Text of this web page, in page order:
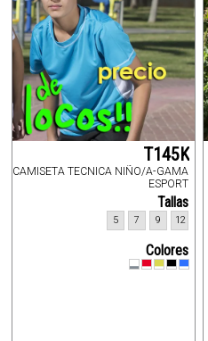
T145K
CAMISETA TECNICA NIÑO/A-GAMA
ESPORT
Tallas
12
9
7
5
Colores